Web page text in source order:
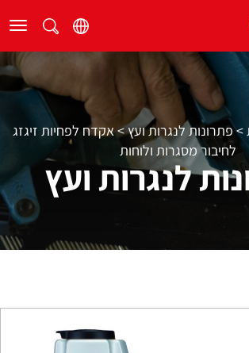
>פתרונות לנגרות ועץ>אקדח לפחיות זיגזג
לחיבור מסגרות ולוחות
לנגרות ועץ